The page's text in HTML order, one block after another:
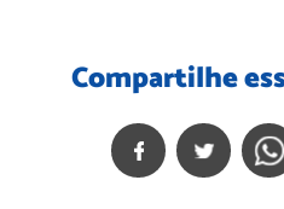
Compartilhe